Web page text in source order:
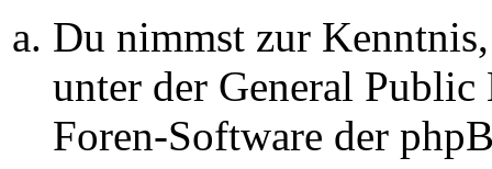
Du nimmst zur
unter der General
Foren-Software der